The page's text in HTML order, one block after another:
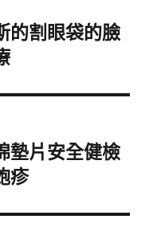
的割眼袋的臉
墊片安全健檢
疹